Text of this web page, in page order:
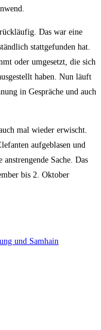
Das war eine
stattgefunden hat.
oder umgesetzt, die sich
haben. Nun läuft
in Gespräche und auch
mal wieder erwischt.
aufgeblasen und
Sache. Das
bis 2. Oktober